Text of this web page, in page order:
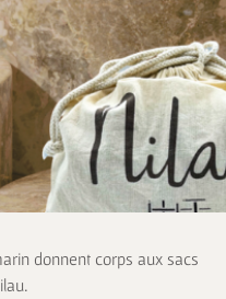
donnent corps aux sacs